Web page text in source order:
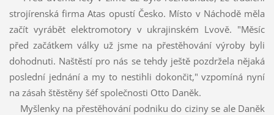
strojírenská firma Atas opustí Česko. Místo v Náchodě měla
začít vyrábět elektromotory v ukrajinském Lvově. "Měsíc
před začátkem války už jsme na přestěhování výroby byli
dohodnuti. Naštěstí pro nás se tehdy ještě pozdržela nějaká
poslední jednání a my to nestihli dokončit," vzpomíná nyní
na zásah štěstěny šéf společnosti Otto Daněk.
Myšlenky na přestěhování podniku do ciziny se ale Daněk